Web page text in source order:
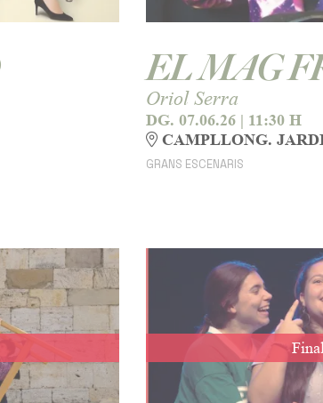
EL MAG
Oriol Serra
DG. 07.06.26 | 11:30 H
CAMPLLONG.
GRANS ESCENARIS